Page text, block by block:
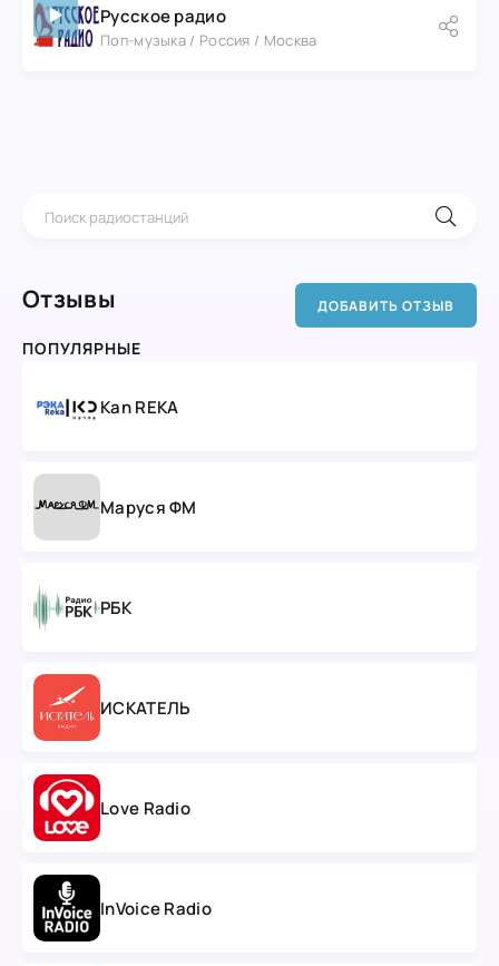
Русское радио
Поп-музыка / Россия / Москва
Отзывы ДОБАВИТЬ ОТЗЫВ
ПОПУЛЯРНЫЕ
Kan REKA
Маруся ФМ
РБК
ИСКАТЕЛЬ
Love Radio
InVoice Radio